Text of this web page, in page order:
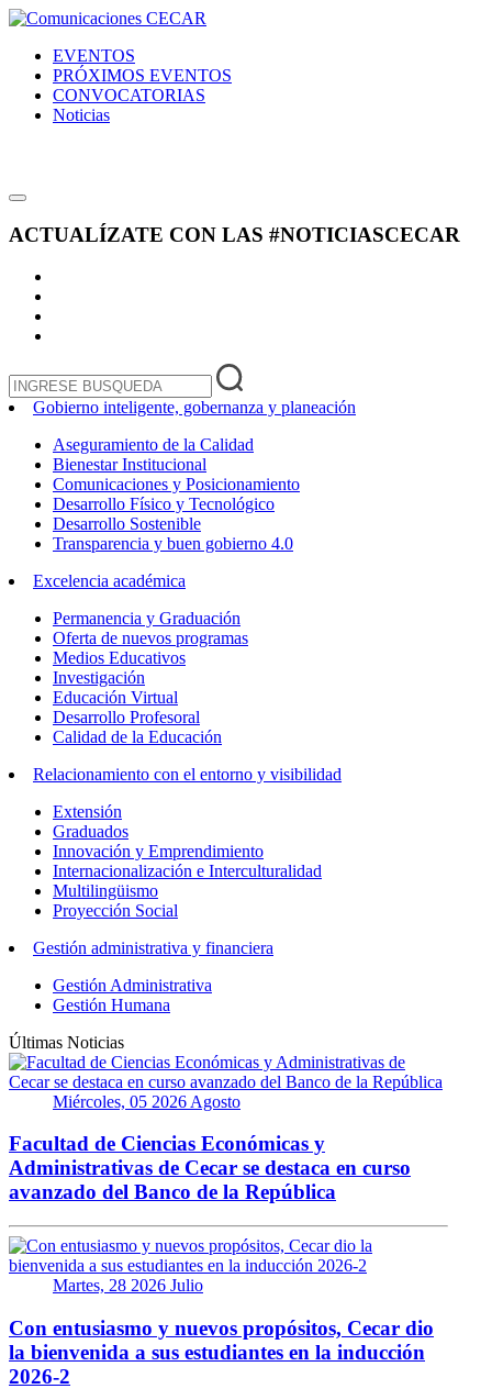
EVENTOS
PRÓXIMOS EVENTOS
CONVOCATORIAS
Noticias
ACTUALÍZATE CON LAS #NOTICIASCECAR
Gobierno inteligente, gobernanza y planeación
Aseguramiento de la Calidad
Bienestar Institucional
Comunicaciones y Posicionamiento
Desarrollo Físico y Tecnológico
Desarrollo Sostenible
Transparencia y buen gobierno 4.0
Excelencia académica
Permanencia y Graduación
Oferta de nuevos programas
Medios Educativos
Investigación
Educación Virtual
Desarrollo Profesoral
Calidad de la Educación
Relacionamiento con el entorno y visibilidad
Extensión
Graduados
Innovación y Emprendimiento
Internacionalización e Interculturalidad
Multilingüismo
Proyección Social
Gestión administrativa y financiera
Gestión Administrativa
Gestión Humana
Últimas Noticias
Miércoles, 05 2026 Agosto
Facultad de Ciencias Económicas y
Administrativas de Cecar se destaca en curso
avanzado del Banco de la República
Martes, 28 2026 Julio
Con entusiasmo y nuevos propósitos, Cecar dio
la bienvenida a sus estudiantes en la inducción
2026-2